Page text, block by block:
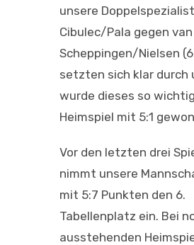
unsere
Cibulec/Pala gegen van
Scheppingen/Nielsen
setzten sich klar durch
wurde dieses so
Heimspiel mit 5:1
Vor den letzten drei
nimmt unsere
mit 5:7 Punkten den 6.
Tabellenplatz ein. Bei
ausstehenden